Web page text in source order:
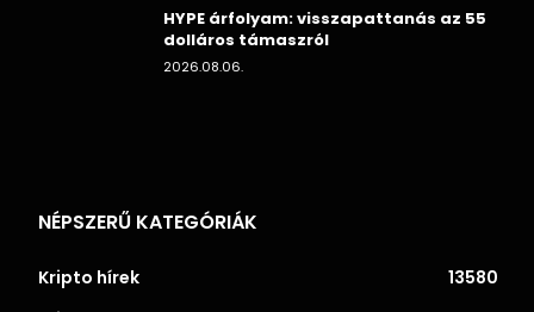
HYPE árfolyam: visszapattanás az 55
dolláros támaszról
2026.08.06.
NÉPSZERŰ KATEGÓRIÁK
Kripto hírek
13580